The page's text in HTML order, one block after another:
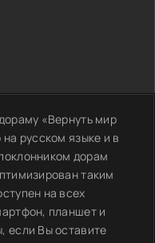
«Вернуть мир
русском языке и в
дорам
таким
на всех
планшет и
если Вы оставите